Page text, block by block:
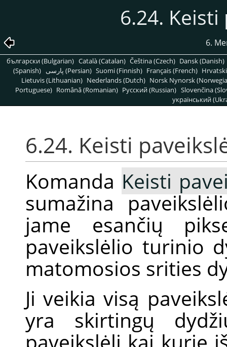
6.24.
6.
български (Bulgarian) Català (Catalan) Čeština (Czech) Dansk (Danish)
(Spanish)
پارسی (Persian) Suomi (Finnish) Français (French)
Lietuvis (Lithuanian) Nederlands (Dutch) Norsk Nynorsk
Portuguese) Română (Romanian) Pусский (Russian) Slovenčina
український
6.24. Keisti
Komanda Keisti
sumažina
jame esančių
paveikslėlio turinio
matomosios srities
Ji veikia visą
yra skirtingų
paveikslėlį kai kurie